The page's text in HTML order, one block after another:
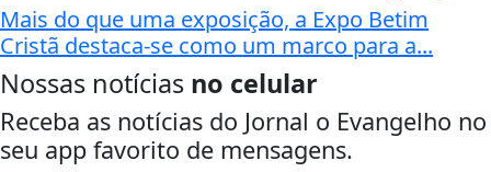
Mais do que uma exposição, a Expo Betim
Cristã destaca-se como um marco para a...
Nossas notícias no celular
Receba as notícias do Jornal o Evangelho no
seu app favorito de mensagens.